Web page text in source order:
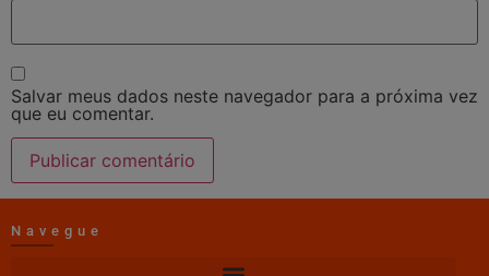
Salvar meus dados neste navegador para a próxima vez
que eu comentar.
Navegue